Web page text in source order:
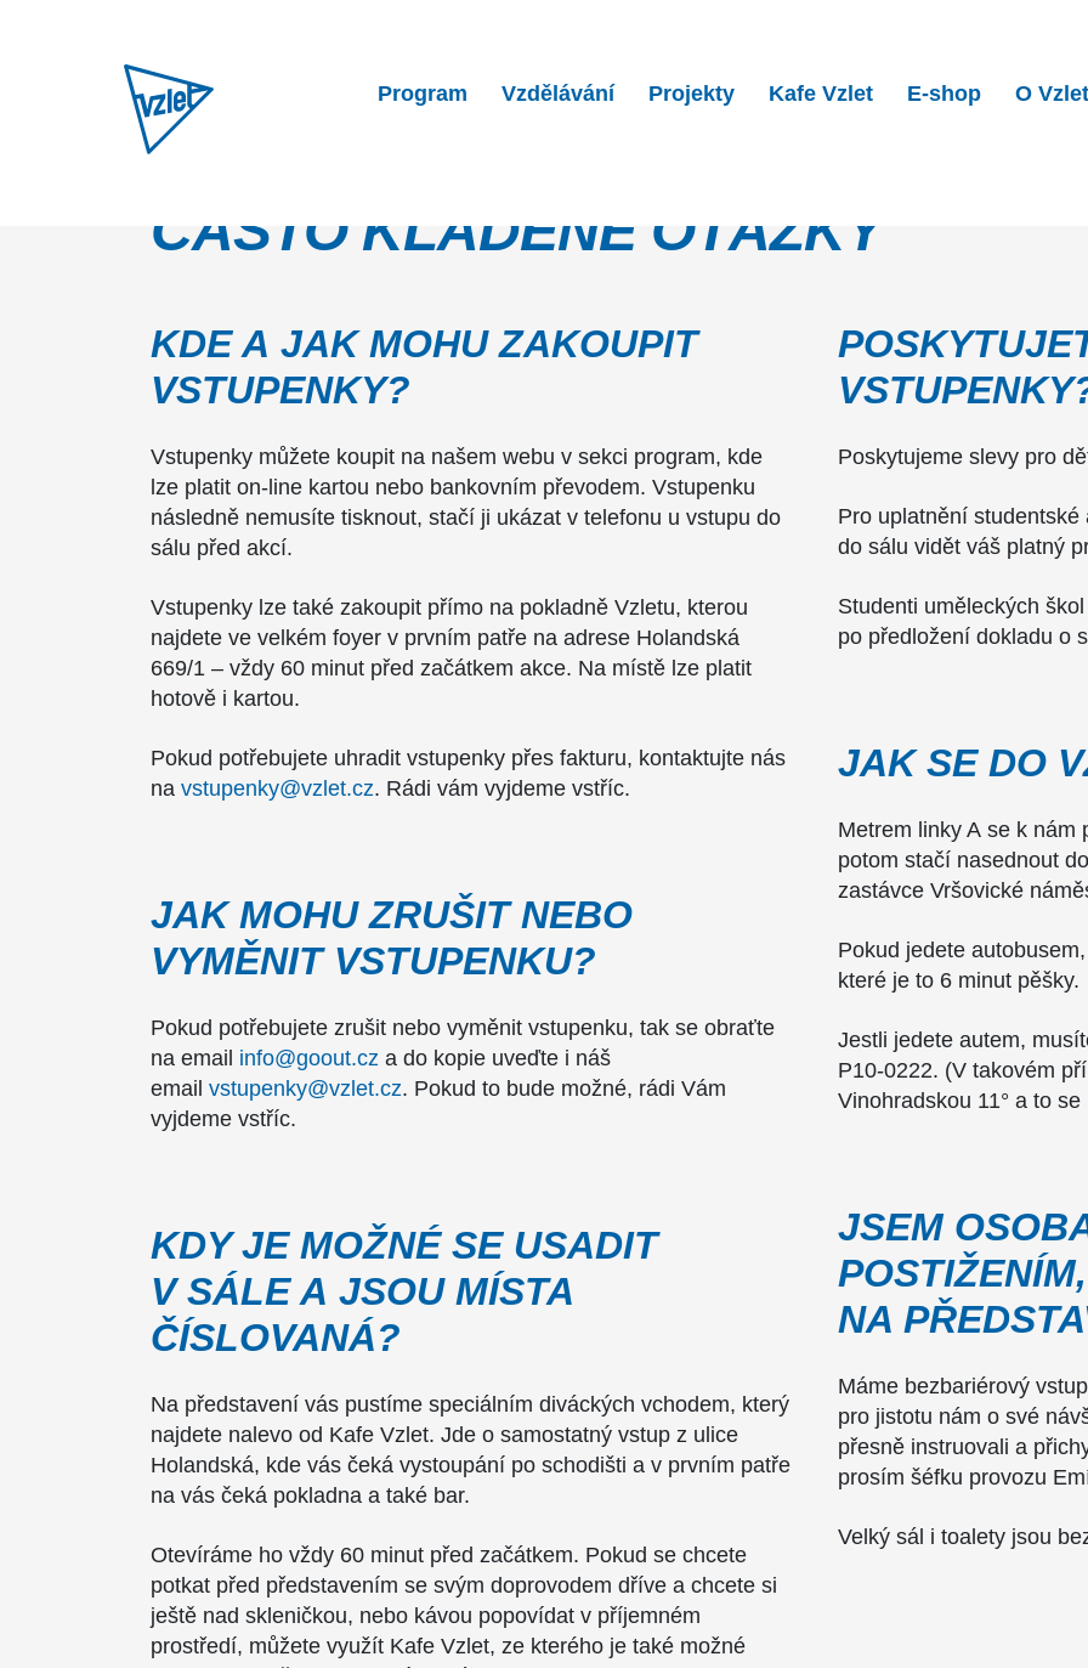
Program Vzdělávání Projekty Kafe Vzlet E-shop O
ČASTO KLADENÉ OTÁZKY
KDE A JAK MOHU ZAKOUPIT
VSTUPENKY?
Vstupenky můžete koupit na našem webu v sekci program, kde
lze platit on-line kartou nebo bankovním převodem. Vstupenku
následně nemusíte tisknout, stačí ji ukázat v telefonu u vstupu do
sálu před akcí.
Vstupenky lze také zakoupit přímo na pokladně Vzletu, kterou
najdete ve velkém foyer v prvním patře na adrese Holandská
669/1 – vždy 60 minut před začátkem akce. Na místě lze platit
hotově i kartou.
Pokud potřebujete uhradit vstupenky přes fakturu, kontaktujte nás
na vstupenky@vzlet.cz. Rádi vám vyjdeme vstříc.
JAK MOHU ZRUŠIT NEBO
VYMĚNIT VSTUPENKU?
Pokud potřebujete zrušit nebo vyměnit vstupenku, tak se obraťte
na email info@goout.cz a do kopie uveďte i náš
email vstupenky@vzlet.cz. Pokud to bude možné, rádi Vám
vyjdeme vstříc.
KDY JE MOŽNÉ SE USADIT
V SÁLE A JSOU MÍSTA
ČÍSLOVANÁ?
Na představení vás pustíme speciálním diváckých vchodem, který
najdete nalevo od Kafe Vzlet. Jde o samostatný vstup z ulice
Holandská, kde vás čeká vystoupání po schodišti a v prvním patře
na vás čeká pokladna a také bar.
Otevíráme ho vždy 60 minut před začátkem. Pokud se chcete
potkat před představením se svým doprovodem dříve a chcete si
ještě nad skleničkou, nebo kávou popovídat v příjemném
prostředí, můžete využít Kafe Vzlet, ze kterého je také možné
Poskytujeme slevy pro
Pro uplatnění
do sálu vidět váš platný
Studenti uměleckých
po předložení dokladu o
JAK SE DO
Metrem linky A se k
potom stačí nasednout
zastávce Vršovické
Pokud jedete
které je to 6 minut pěšky.
Jestli jedete autem,
P10-0222. (V takovém
Vinohradskou 11° a to
JSEM
NA
Máme bezbariérový
pro jistotu nám o své
přesně instruovali a
prosím šéfku provozu
Velký sál i toalety jsou